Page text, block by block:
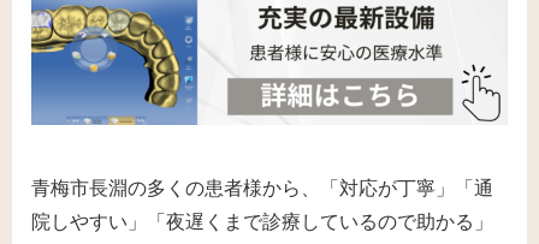
青梅市長淵の多くの患者様から、「対応が丁寧」「通
院しやすい」「夜遅くまで診療しているので助かる」